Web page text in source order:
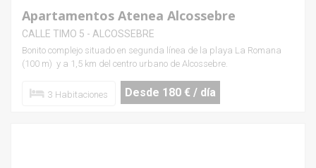
Apartamentos Atenea Alcossebre
CALLE TIMO 5 - ALCOSSEBRE
Bonito complejo situado en segunda línea de la playa La Romana
(100 m) y a 1,5 km del centro urbano de Alcossebre.
3 Habitaciones Desde 180 € / día